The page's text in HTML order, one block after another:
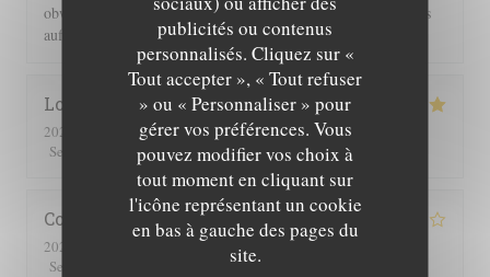
publicités ou contenus
personnalisés. Cliquez sur «
Tout accepter », « Tout refuser
» ou « Personnaliser » pour
gérer vos préférences. Vous
pouvez modifier vos choix à
tout moment en cliquant sur
l'icône représentant un cookie
en bas à gauche des pages du
site.
obwohl wir nur eine hatten. Einer guten Servicekraft muss das
auffallen!!!
Lorraine
2026-07-25
- 13:00 - Couverts 2
Service
Ambiance: 5/5 Cuisine:5/5 Qualité / Prix
Corinne M
2026-07-25
- 20:30 - Couverts 2
Service
Cuisine